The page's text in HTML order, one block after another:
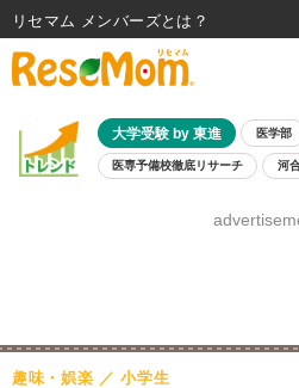
大学受験 by 東進 医学部
医専予備校徹底リサーチ 河
8月開催学校説明会
趣味・娯楽 小学生
リセマム メンバーズ